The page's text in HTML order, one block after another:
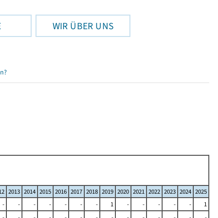
WIR ÜBER UNS
2013 2014 2015 2016 2017 2018 2019 2020 2021 2022 2023 2024 2025
- - - - - - - 1 - - - - -
1